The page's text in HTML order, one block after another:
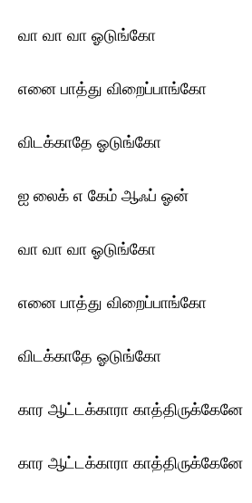
வா வா வா ஓடுங்கோ
எனை பாத்து விறைப்பாங்கோ
விடக்காதே ஓடுங்கோ
ஐ லைக் எ கேம் ஆஃப் ஓன்
வா வா வா ஓடுங்கோ
எனை பாத்து விறைப்பாங்கோ
விடக்காதே ஓடுங்கோ
கார ஆட்டக்காரா காத்திருக்கேனே
கார ஆட்டக்காரா காத்திருக்கேனே